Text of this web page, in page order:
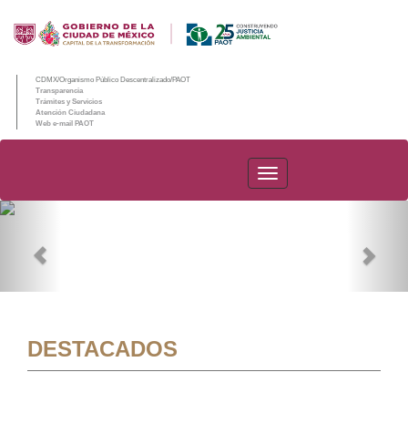
CDMX/Organismo Público Descentralizado/PAOT
Transparencia
Trámites y Servicios
Atención Ciudadana
Web e-mail PAOT
PAOT
DESTACADOS